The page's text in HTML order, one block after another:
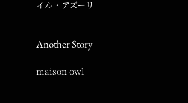
イル・アズーリ
Another Story
maison owl